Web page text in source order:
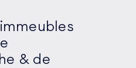
& de